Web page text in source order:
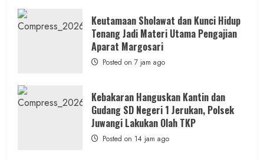
Keutamaan Sholawat dan Kunci Hidup
Tenang Jadi Materi Utama Pengajian
Aparat Margosari
Posted on 7 jam ago
Kebakaran Hanguskan Kantin dan
Gudang SD Negeri 1 Jerukan, Polsek
Juwangi Lakukan Olah TKP
Posted on 14 jam ago